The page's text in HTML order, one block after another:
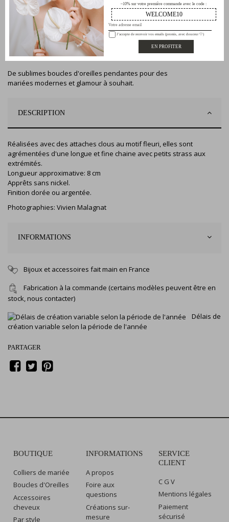
Ajouter au panier
De sublimes boucles d'oreilles pendantes pour des
mariées modernes et glamour à souhait.
DESCRIPTION
Réalisées avec des attaches clous au motif fleuri, elles sont
agrémentées d'une longue et fine chaine avec petits strass aux
extrémités.
Longueur approximative: 8 cm
Apprêts sans nickel.
Finition dorée ou argentée.
Photographies: Vivien Malagnat
INFORMATIONS
Bijoux et accessoires fait main en France
Fabrication à la commande (certains modèles peuvent être en
stock, nous contacter)
Délais de
création variable selon la période de l'année
PARTAGER
BOUTIQUE
Colliers de mariée
Boucles d'Oreilles
Accessoires
cheveux
Par style
INFORMATIONS
A propos
Foire aux
questions
Créations sur-
mesure
SERVICE
CLIENT
C G V
Mentions légales
Paiement
sécurisé
J’accepte de recevoir vos emails (promis, avec douceur 🤍)
–10% sur votre première commande avec le code :
WELCOME10